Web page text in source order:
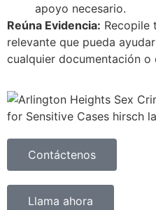
apoyo necesario.
Reúna Evidencia: Recopile
relevante que pueda
cualquier documentación o
Contáctenos
Llama ahora